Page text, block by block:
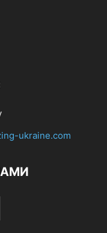
ukraine.com